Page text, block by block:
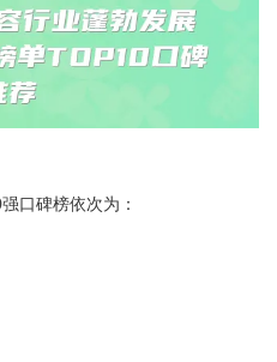
口碑榜依次为：